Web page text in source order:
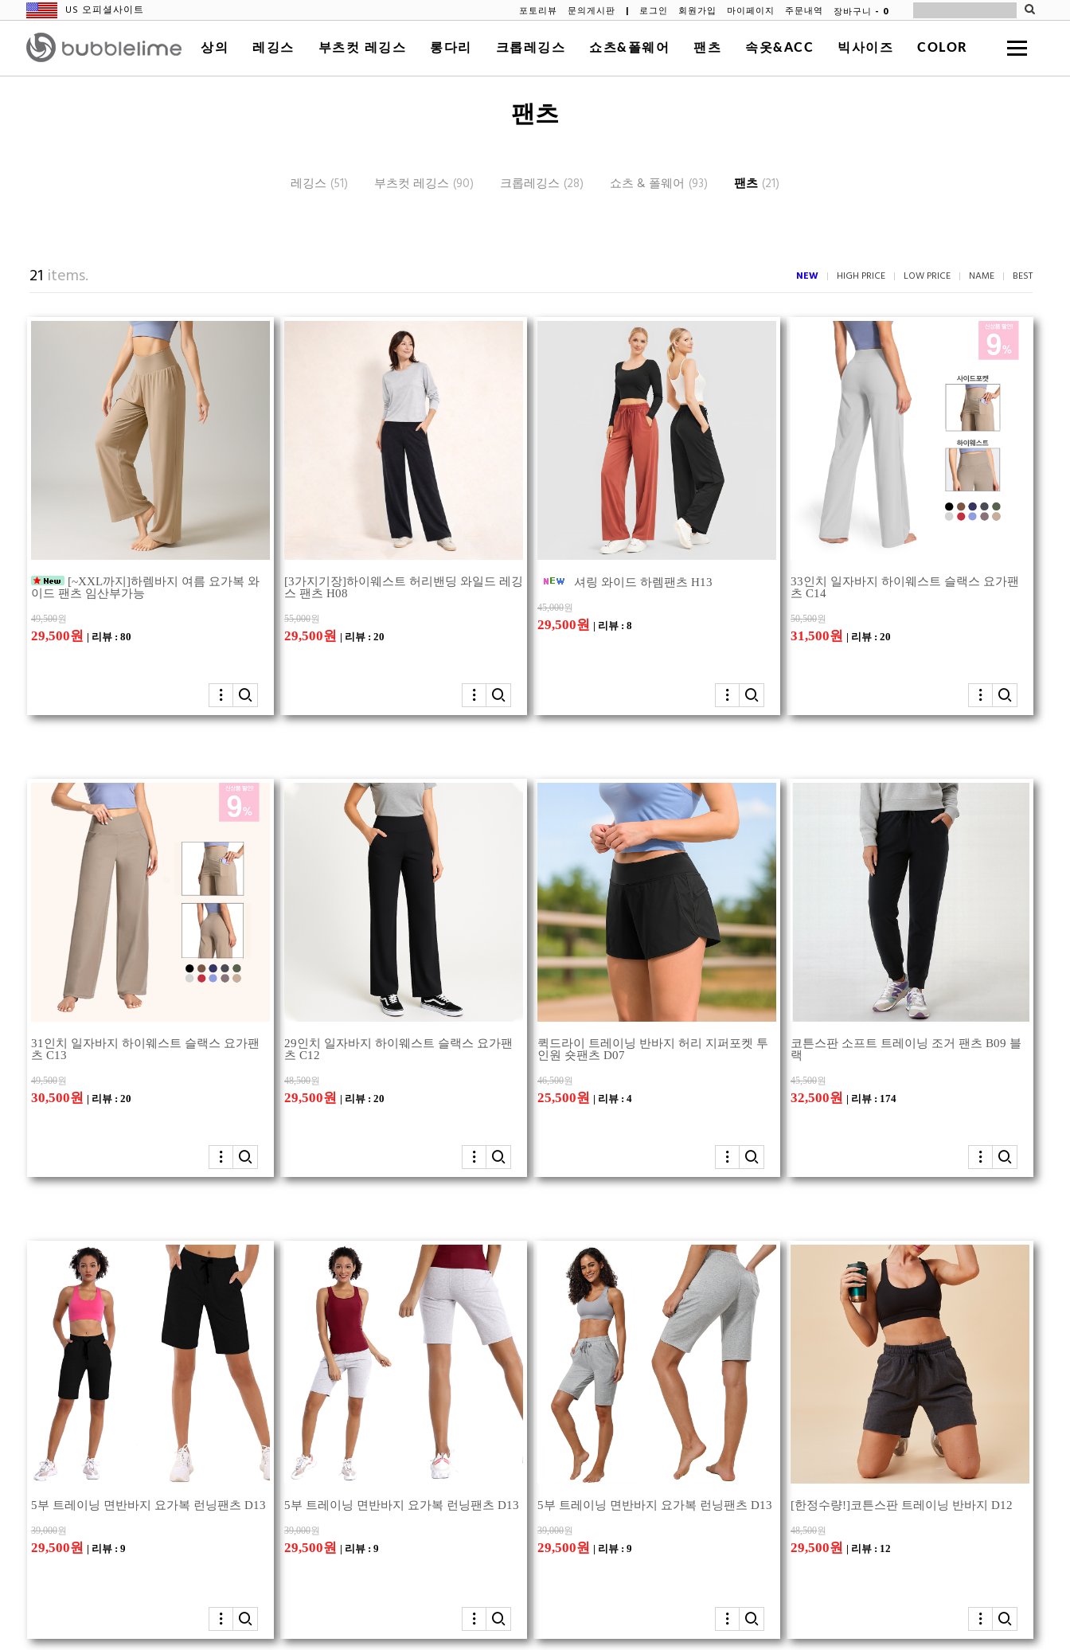
US 오피셜사이트 포토리뷰 문의게시판 | 로그인 회원가입 마이페이지 주문내역 장바구니 - 0
상의 레깅스 부츠컷 레깅스 롱다리 크롭레깅스 쇼츠&폴웨어 팬츠 속옷&ACC 빅사이즈 COLOR
팬츠
레깅스 (51) 부츠컷 레깅스 (90) 크롭레깅스 (28) 쇼츠 & 폴웨어 (93) 팬츠 (21)
21 items. NEW HIGH PRICE LOW PRICE NAME BEST
[~XXL까지]하렘바지 여름 요가복 와
이드 팬츠 임산부가능
49,500원
29,500원 | 리뷰 : 80
[3가지기장]하이웨스트 허리밴딩 와일드 레깅
스 팬츠 H08
55,000원
29,500원 | 리뷰 : 20
셔링 와이드 하렘팬츠 H13
45,000원
29,500원 | 리뷰 : 8
33인치 일자바지 하이웨스트 슬랙스 요가팬
츠 C14
50,500원
31,500원 | 리뷰 : 20
31인치 일자바지 하이웨스트 슬랙스 요가팬
츠 C13
49,500원
30,500원 | 리뷰 : 20
29인치 일자바지 하이웨스트 슬랙스 요가팬
츠 C12
48,500원
29,500원 | 리뷰 : 20
퀵드라이 트레이닝 반바지 허리 지퍼포켓 투
인원 숏팬츠 D07
46,500원
25,500원 | 리뷰 : 4
코튼스판 소프트 트레이닝 조거 팬츠 B09 블
랙
45,500원
32,500원 | 리뷰 : 174
5부 트레이닝 면반바지 요가복 런닝팬츠 D13
39,000원
29,500원 | 리뷰 : 9
5부 트레이닝 면반바지 요가복 런닝팬츠 D13
39,000원
29,500원 | 리뷰 : 9
5부 트레이닝 면반바지 요가복 런닝팬츠 D13
39,000원
29,500원 | 리뷰 : 9
[한정수량!]코튼스판 트레이닝 반바지 D12
48,500원
29,500원 | 리뷰 : 12